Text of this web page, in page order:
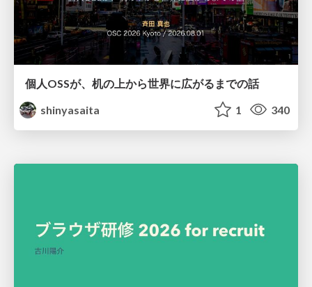
個人OSSが、机の上から世界に広がるまでの話
shinyasaita
1 340